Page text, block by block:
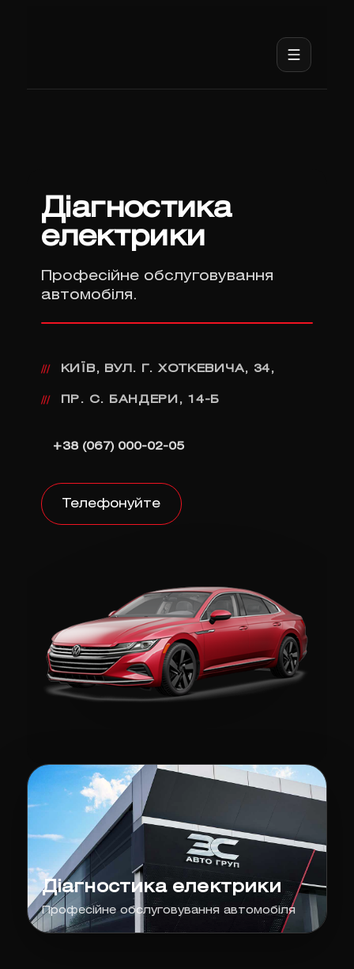
Діагностика
електрики
Професійне обслуговування
автомобіля.
/// КИЇВ, ВУЛ. Г. ХОТКЕВИЧА, 34,
/// ПР. С. БАНДЕРИ, 14-Б
+38 (067) 000-02-05
Телефонуйте
Діагностика електрики
Професійне обслуговування автомобіля